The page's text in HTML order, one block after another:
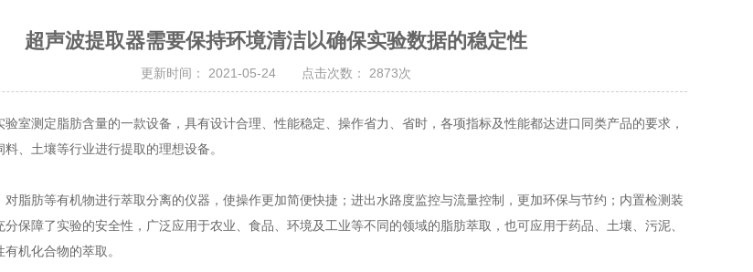
超声波提取器需要保持环境清洁以确保实验数据的稳定性
更新时间： 2021-05-24 点击次数： 2873次
验室测定脂肪含量的一款设备，具有设计合理、性能稳定、操作省力、省时，各项指标及性能都达进口同类产品的要求，
、土壤等行业进行提取的理想设备。
肪等有机物进行萃取分离的仪器，使操作更加简便快捷；进出水路度监控与流量控制，更加环保与节约；内置检测装
保障了实验的安全性，广泛应用于农业、食品、环境及工业等不同的领域的脂肪萃取，也可应用于药品、土壤、污泥、
机化合物的萃取。